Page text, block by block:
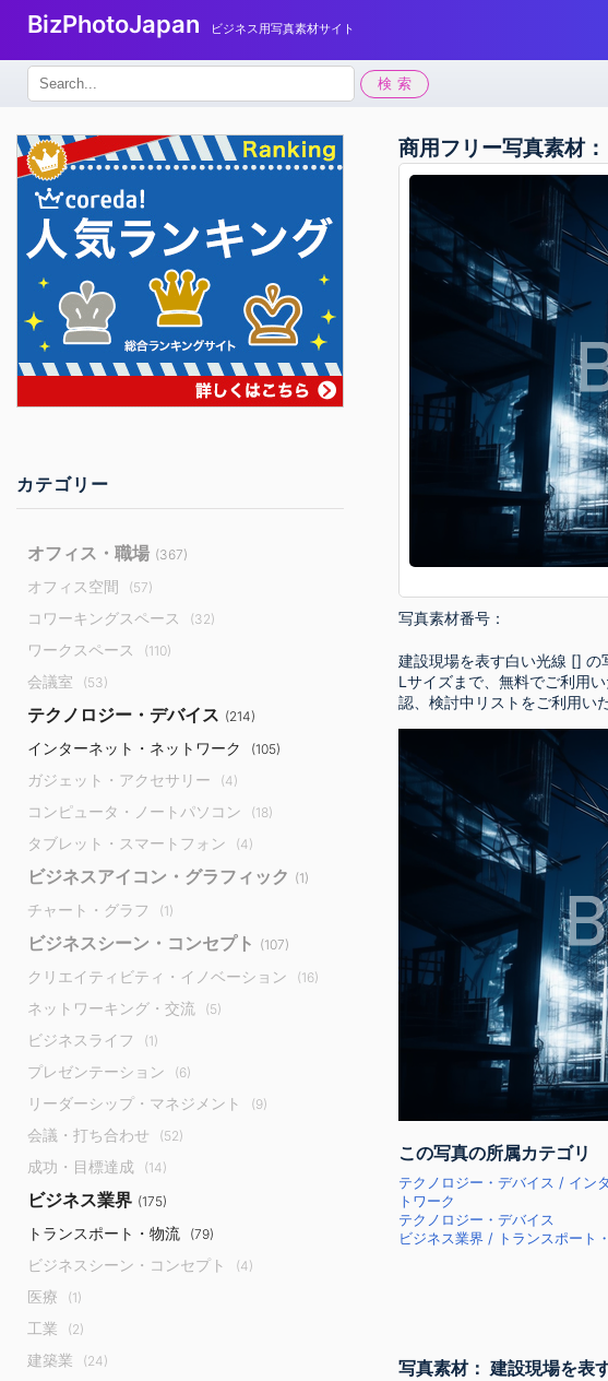
BizPhotoJapan ビジネス用写真素材サイト
検
索:
検索
カテゴリー
オフィス・職場 (367)
オフィス空間 (57)
コワーキングスペース (32)
ワークスペース (110)
会議室 (53)
テクノロジー・デバイス (214)
インターネット・ネットワーク (105)
ガジェット・アクセサリー (4)
コンピュータ・ノートパソコン (18)
タブレット・スマートフォン (4)
ビジネスアイコン・グラフィック (1)
チャート・グラフ (1)
ビジネスシーン・コンセプト (107)
クリエイティビティ・イノベーション (16)
ネットワーキング・交流 (5)
ビジネスライフ (1)
プレゼンテーション (6)
リーダーシップ・マネジメント (9)
会議・打ち合わせ (52)
成功・目標達成 (14)
ビジネス業界 (175)
トランスポート・物流 (79)
ビジネスシーン・コンセプト (4)
医療 (1)
工業 (2)
建築業 (24)
商用フリー写真素材
写真素材番号：
建設現場を表す白い光線 [] の
Lサイズまで、無料でご利用
認、検討中リストをご利用い
この写真の所属カテゴリ
テクノロジー・デバイス / イン
トワーク
テクノロジー・デバイス
ビジネス業界 / トランスポート
写真素材： 建設現場を表